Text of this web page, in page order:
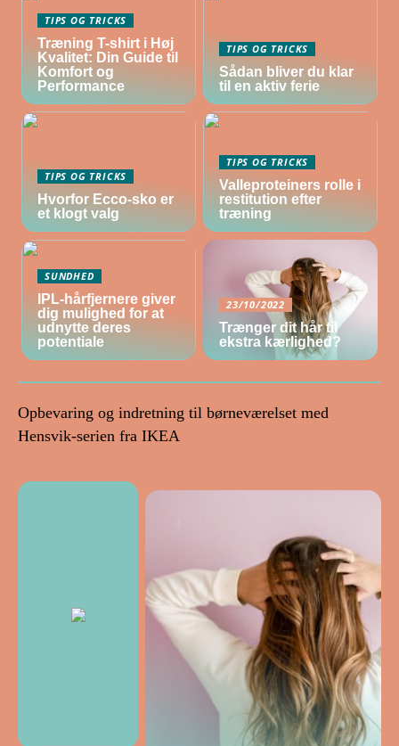
TIPS OG TRICKS
Træning T-shirt i Høj
Kvalitet: Din Guide til
Komfort og
Performance
TIPS OG TRICKS
Sådan bliver du klar
til en aktiv ferie
TIPS OG TRICKS
Hvorfor Ecco-sko er
et klogt valg
TIPS OG TRICKS
Valleproteiners rolle i
restitution efter
træning
SUNDHED
IPL-hårfjernere giver
dig mulighed for at
udnytte deres
potentiale
23/10/2022
Trænger dit hår til
ekstra kærlighed?
Opbevaring og indretning til børneværelset med
Hensvik-serien fra IKEA